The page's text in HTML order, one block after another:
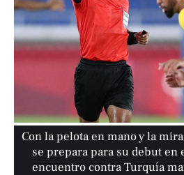
Con la pelota en mano y la
se prepara para su debut en
encuentro contra Turquía